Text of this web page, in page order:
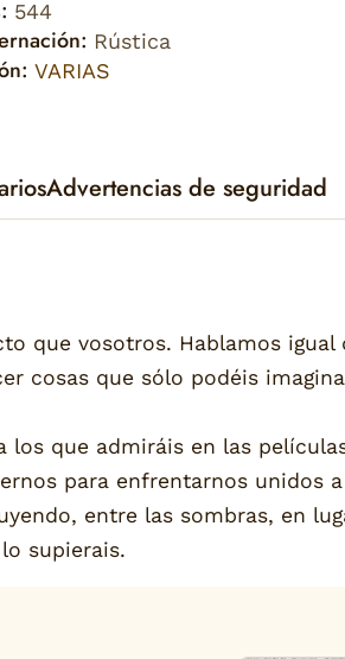
544
Rústica
VARIAS
Advertencias de seguridad
que vosotros. Hablamos
cosas que sólo podéis
los que admiráis en las
para enfrentarnos unidos
entre las sombras, en
supierais.